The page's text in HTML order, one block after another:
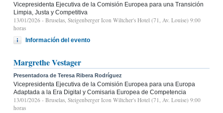
Vicepresidenta Ejecutiva de la Comisión Europea para una Transición
Limpia, Justa y Competitiva
13/01/2026 - Bruselas, Steigenberger Icon Wiltcher's Hotel (71, Av. Louise) 9:00
horas
Información del evento
Margrethe Vestager
Presentadora de Teresa Ribera Rodríguez
Vicepresidenta Ejecutiva de la Comisión Europea para una Europa
Adaptada a la Era Digital y Comisaria Europea de Competencia
13/01/2026 - Bruselas, Steigenberger Icon Wiltcher's Hotel (71, Av. Louise) 9:00
horas